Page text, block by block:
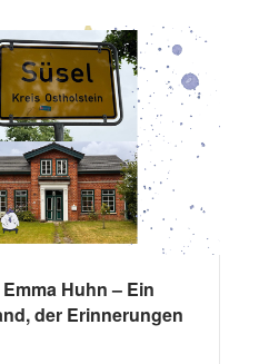
Huhn – Ein
der Erinnerungen